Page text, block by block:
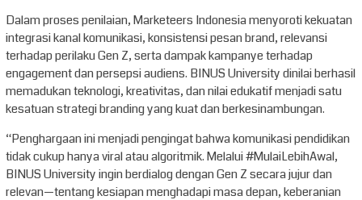
Dalam proses penilaian, Marketeers Indonesia menyoroti kekuatan
integrasi kanal komunikasi, konsistensi pesan brand, relevansi
terhadap perilaku Gen Z, serta dampak kampanye terhadap
engagement dan persepsi audiens. BINUS University dinilai berhasil
memadukan teknologi, kreativitas, dan nilai edukatif menjadi satu
kesatuan strategi branding yang kuat dan berkesinambungan.
“Penghargaan ini menjadi pengingat bahwa komunikasi pendidikan
tidak cukup hanya viral atau algoritmik. Melalui #MulaiLebihAwal,
BINUS University ingin berdialog dengan Gen Z secara jujur dan
relevan—tentang kesiapan menghadapi masa depan, keberanian